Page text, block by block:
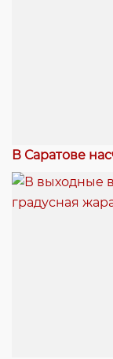
В Саратове